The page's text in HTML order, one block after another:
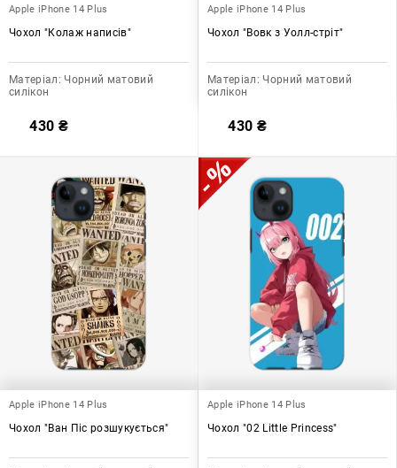
Apple iPhone 14 Plus
Чохол "Колаж написів"
Матеріал: Чорний матовий
силікон
430 ₴
Apple iPhone 14 Plus
Чохол "Вовк з Уолл-стріт"
Матеріал: Чорний матовий
силікон
430 ₴
Apple iPhone 14 Plus
Чохол "Ван Піс розшукується"
Apple iPhone 14 Plus
Чохол "02 Little Princess"